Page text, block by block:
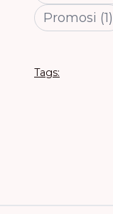
Promosi (1)
Tags: